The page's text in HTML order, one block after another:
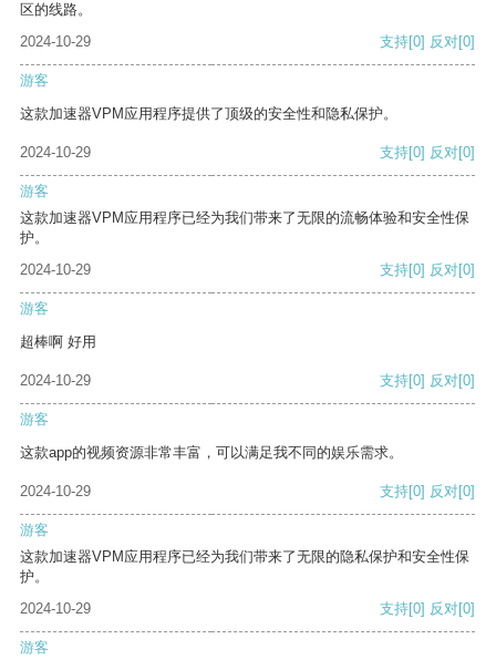
区的线路。
2024-10-29
支持[0] 反对[0]
游客
这款加速器VPM应用程序提供了顶级的安全性和隐私保护。
2024-10-29 支持[0] 反对[0]
游客
这款加速器VPM应用程序已经为我们带来了无限的流畅体验和安全性保
护。
2024-10-29
支持[0] 反对[0]
游客
超棒啊 好用
2024-10-29 支持[0] 反对[0]
游客
这款app的视频资源非常丰富，可以满足我不同的娱乐需求。
2024-10-29 支持[0] 反对[0]
游客
这款加速器VPM应用程序已经为我们带来了无限的隐私保护和安全性保
护。
2024-10-29
支持[0] 反对[0]
游客